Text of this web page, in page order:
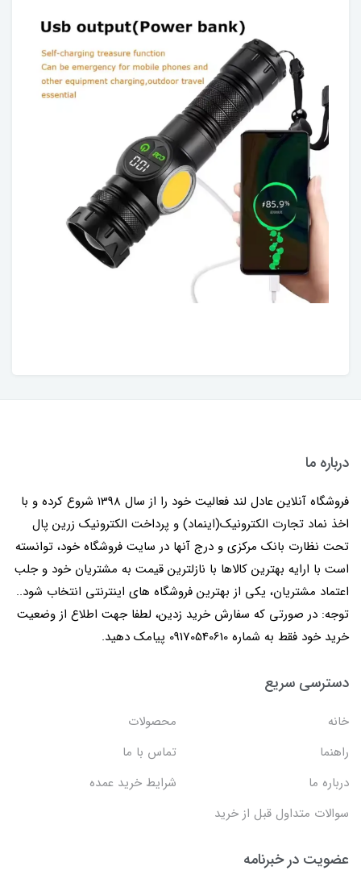
درباره ما
فروشگاه آنلاین عادل لند فعالیت خود را از سال 1398 شروع کرده و با
اخذ نماد تجارت الکترونیک(اینماد) و پرداخت الکترونیک زرین پال
تحت نظارت بانک مرکزی و درج آنها در سایت فروشگاه خود، توانسته
است با ارایه بهترین کالاها با نازلترین قیمت به مشتریان خود و جلب
اعتماد مشتریان، یکی از بهترین فروشگاه های اینترنتی انتخاب شود..
توجه: در صورتی که سفارش خرید زدین، لطفا جهت اطلاع از وضعیت
خرید خود فقط به شماره 09170540610 پیامک دهید.
دسترسی سریع
خانه
محصولات
راهنما
تماس با ما
درباره ما
شرایط خرید عمده
سوالات متداول قبل از خرید
عضویت در خبرنامه